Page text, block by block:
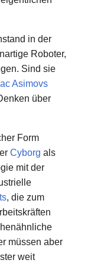
in der
Roboter,
Sind sie
Asimovs
über
Form
Cyborg als
mit der
, die zum
müssen aber
weit